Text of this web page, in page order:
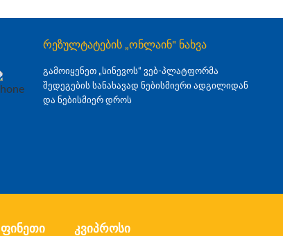
რეზულტატების „ონლაინ" ნახვა
გამოიყენეთ „სინევოს“ ვებ-პლატფორმა
შედეგების სანახავად ნებისმიერი ადგილიდან
და ნებისმიერ დროს
ფინეთი კვიპროსი